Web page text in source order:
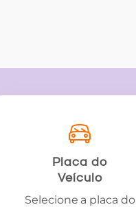
Placa do
Veículo
Selecione a placa do